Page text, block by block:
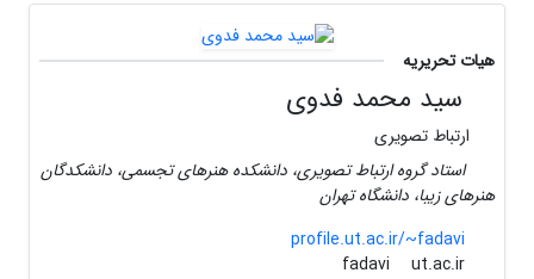
هیات تحریریه
سید محمد فدوی
ارتباط تصویری
استاد گروه ارتباط تصویری، دانشکده هنرهای تجسمی، دانشکدگان
هنرهای زیبا، دانشگاه تهران
profile.ut.ac.ir/~fadavi
fadavi
ut.ac.ir